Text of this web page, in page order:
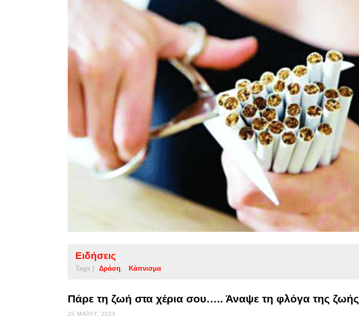
Ειδήσεις
Tags | Δράση Κάπνισμα
Πάρε τη ζωή στα χέρια σου….. Άναψε τη φλόγα της ζωής
25 ΜΑΪ́ΟΥ, 2023